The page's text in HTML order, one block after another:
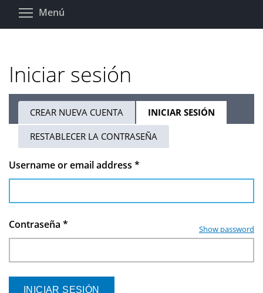
Pasar
Menú
Iniciar sesión
Solapas
principales
CREAR NUEVA CUENTA INICIAR SESIÓN
ACTIVA)
RESTABLECER LA CONTRASEÑA
Username or email address *
Contraseña * Show password